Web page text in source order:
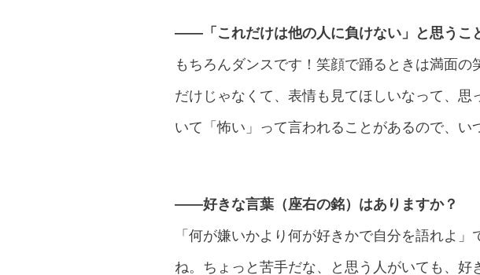
――「これだけは他の人に負けない」と思うこ
もちろんダンスです！笑顔で踊るときは満面
だけじゃなくて、表情も見てほしいなって、
いて「怖い」って言われることがあるので、い
――好きな言葉（座右の銘）はありますか？
「何が嫌いかより何が好きかで自分を語れよ
ね。ちょっと苦手だな、と思う人がいても、好